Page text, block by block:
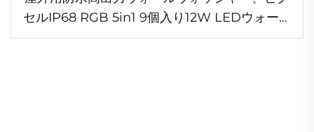
セルIP68 RGB 5in1 9個入り12W LEDウォール
ウォッシャーライト